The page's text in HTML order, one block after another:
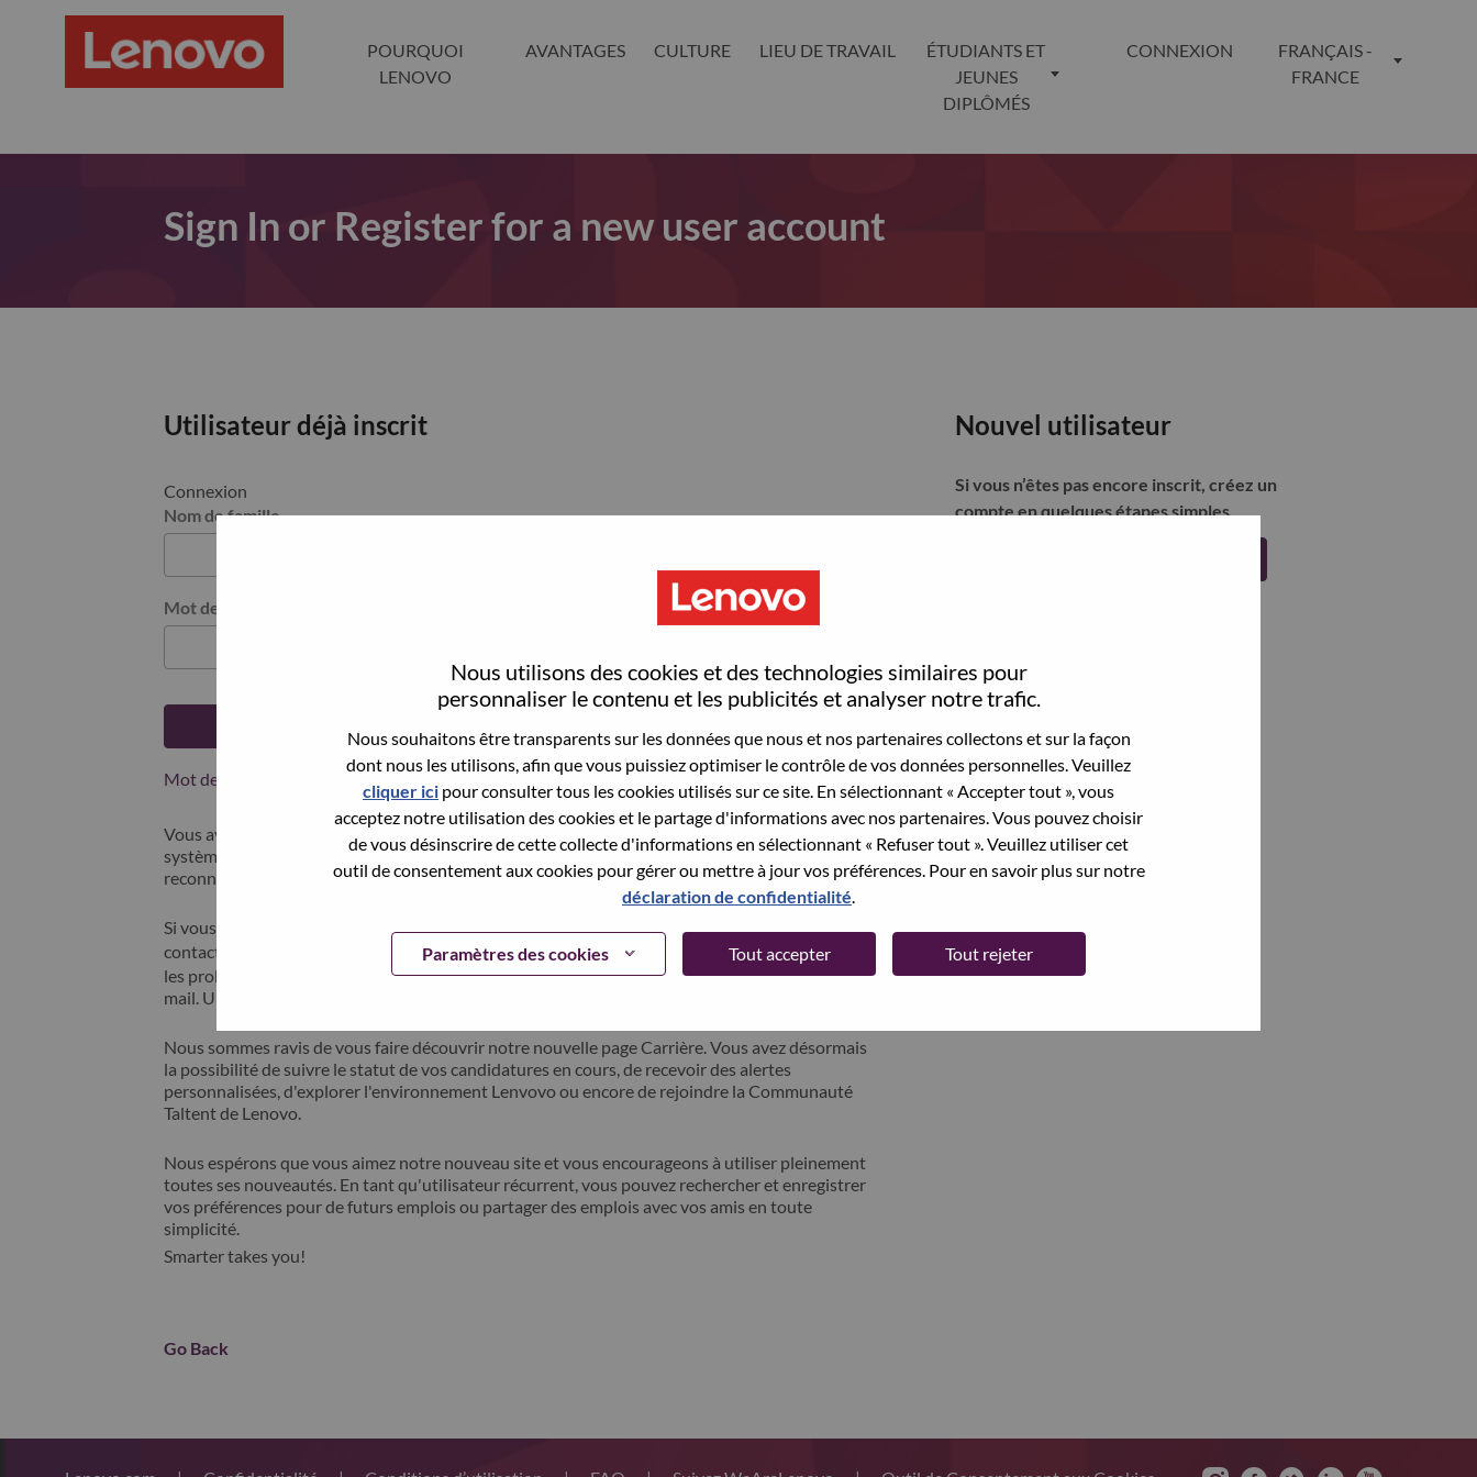
Nous utilisons des cookies et des technologies similaires pour
personnaliser le contenu et les publicités et analyser notre trafic.
Nous souhaitons être transparents sur les données que nous et nos partenaires collectons et sur la façon
dont nous les utilisons, afin que vous puissiez optimiser le contrôle de vos données personnelles. Veuillez
cliquer ici pour consulter tous les cookies utilisés sur ce site. En sélectionnant « Accepter tout », vous
acceptez notre utilisation des cookies et le partage d'informations avec nos partenaires. Vous pouvez choisir
de vous désinscrire de cette collecte d'informations en sélectionnant « Refuser tout ». Veuillez utiliser cet
outil de consentement aux cookies pour gérer ou mettre à jour vos préférences. Pour en savoir plus sur notre
déclaration de confidentialité.
Paramètres des cookies Tout accepter Tout rejeter
POURQUOI
LENOVO
AVANTAGES CULTURE LIEU DE TRAVAIL
ÉTUDIANTS ET
JEUNES
DIPLÔMÉS
CONNEXION
FRANÇAIS -
FRANCE
Sign In or Register for a new user account
Utilisateur déjà inscrit
Connexion
Nom de famille
Mot de passe
Mot de passe oublié ?
Vous avez postulé récemment ? Nous avons sauvegardé votre adresse email dans nos
systèmes; sélectionner "mot de passe oublié" pour réinitialiser votre compte et vous
reconnecter.
Si vous rencontrez des difficultés pour vous connecter ou pour vous inscrire, merci de
contacter nos équipes RH à l'adresse suivante:hrsupport@lenovo.com
et de décrire en anglais
les problèmes que vous rencontrez. Merci d'inclure "applicant Login Issue" dans l'objet du
mail. Un membre de notre équipe prendra contact avec vous pour résoudre votre problème.
Nous sommes ravis de vous faire découvrir notre nouvelle page Carrière. Vous avez désormais
la possibilité de suivre le statut de vos candidatures en cours, de recevoir des alertes
personnalisées, d'explorer l'environnement Lenvovo ou encore de rejoindre la Communauté
Taltent de Lenovo.
Nous espérons que vous aimez notre nouveau site et vous encourageons à utiliser pleinement
toutes ses nouveautés. En tant qu'utilisateur récurrent, vous pouvez rechercher et enregistrer
vos préférences pour de futurs emplois ou partager des emplois avec vos amis en toute
simplicité.
Smarter takes you!
Nouvel utilisateur
Si vous n’êtes pas encore inscrit, créez un
compte en quelques étapes simples.
Go Back